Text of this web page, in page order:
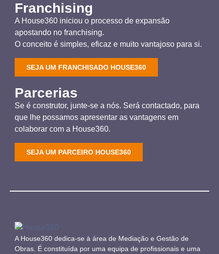
Franchising
A House360 iniciou o processo de expansão
apostando no franchising.
O conceito é simples, eficaz e muito vantajoso para si.
SEJA UM FRANCHISADO HOUSE360
Parcerias
Se é construtor, junte-se a nós. Será contactado, para
que lhe possamos apresentar as vantagens em
colaborar com a House360.
SEJA UM PARCEIRO HOUSE360
A House360 dedica-se à área de Mediação e Gestão de
Obras. É constituída por uma equipa de profissionais e uma